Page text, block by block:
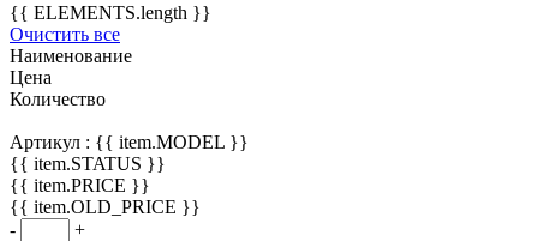
{{ ELEMENTS.length }}
Очистить все
Наименование
Цена
Количество
Артикул : {{ item.MODEL }}
{{ item.STATUS }}
{{ item.PRICE }}
{{ item.OLD_PRICE }}
-
+